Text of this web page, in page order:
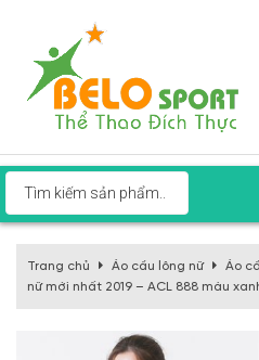
Trang chủ Áo cầu lông nữ Áo
nữ mới nhất 2019 – ACL 888 màu